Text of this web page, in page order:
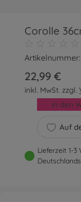
Corolle
Artikelnummer:
22,99 €
inkl. MwSt. zzgl.
Auf
In den
Lieferzeit 1-